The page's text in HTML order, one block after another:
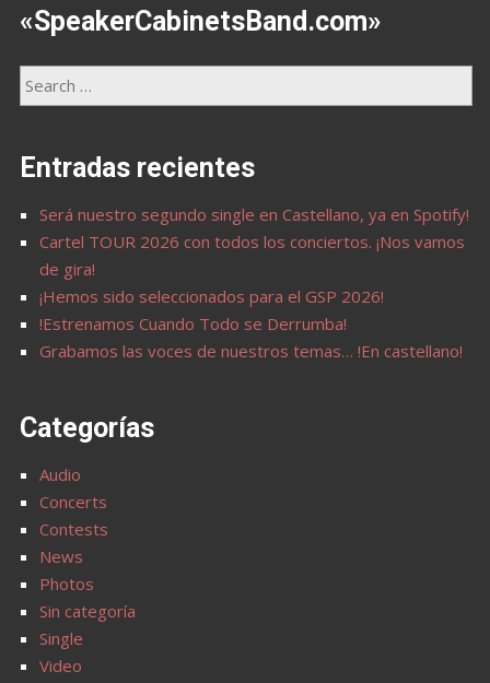
«SpeakerCabinetsBand.com»
Entradas recientes
Será nuestro segundo single en Castellano, ya en Spotify!
Cartel TOUR 2026 con todos los conciertos. ¡Nos vamos
de gira!
¡Hemos sido seleccionados para el GSP 2026!
!Estrenamos Cuando Todo se Derrumba!
Grabamos las voces de nuestros temas… !En castellano!
Categorías
Audio
Concerts
Contests
News
Photos
Sin categoría
Single
Video